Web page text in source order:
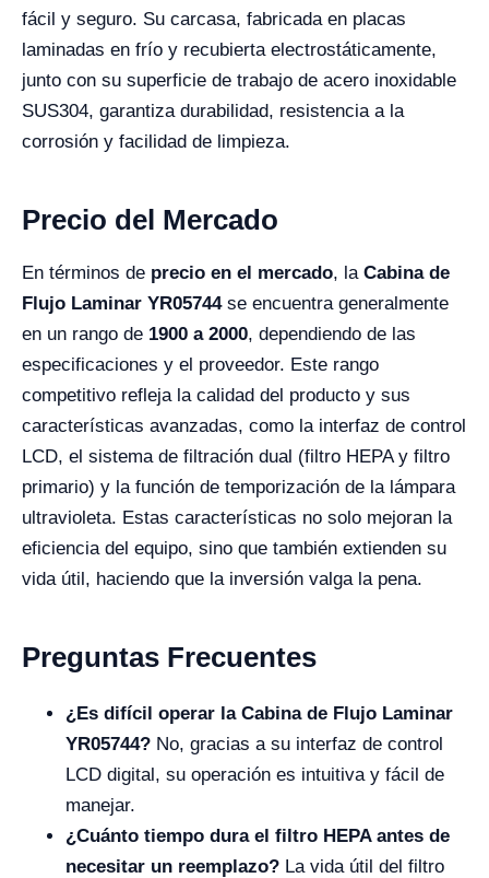
fácil y seguro. Su carcasa, fabricada en placas
laminadas en frío y recubierta electrostáticamente,
junto con su superficie de trabajo de acero inoxidable
SUS304, garantiza durabilidad, resistencia a la
corrosión y facilidad de limpieza.
Precio del Mercado
En términos de precio en el mercado, la Cabina de
Flujo Laminar YR05744se encuentra generalmente
en un rango de 1900 a 2000, dependiendo de las
especificaciones y el proveedor. Este rango
competitivo refleja la calidad del producto y sus
características avanzadas, como la interfaz de control
LCD, el sistema de filtración dual (filtro HEPA y filtro
primario) y la función de temporización de la lámpara
ultravioleta. Estas características no solo mejoran la
eficiencia del equipo, sino que también extienden su
vida útil, haciendo que la inversión valga la pena.
Preguntas Frecuentes
¿Es difícil operar la Cabina de Flujo Laminar
YR05744? No, gracias a su interfaz de control
LCD digital, su operación es intuitiva y fácil de
manejar.
¿Cuánto tiempo dura el filtro HEPA antes de
necesitar un reemplazo? La vida útil del filtro